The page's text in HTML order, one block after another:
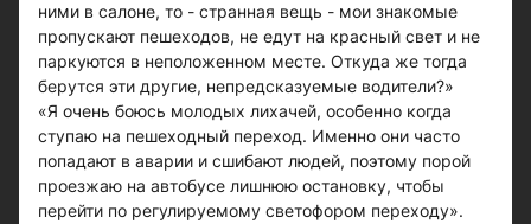
ними в салоне, то - странная вещь - мои знакомые
пропускают пешеходов, не едут на красный свет и не
паркуются в неположенном месте. Откуда же тогда
берутся эти другие, непредсказуемые водители?»
«Я очень боюсь молодых лихачей, особенно когда
ступаю на пешеходный переход. Именно они часто
попадают в аварии и сшибают людей, поэтому порой
проезжаю на автобусе лишнюю остановку, чтобы
перейти по регулируемому светофором переходу».